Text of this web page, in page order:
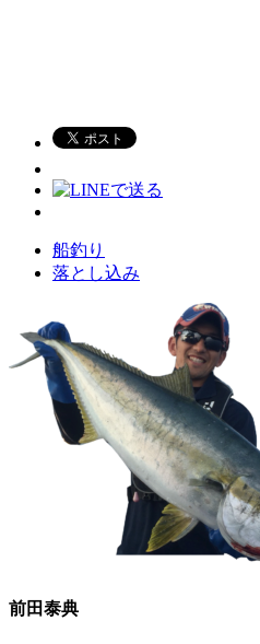
船釣り
落とし込み
前田泰典